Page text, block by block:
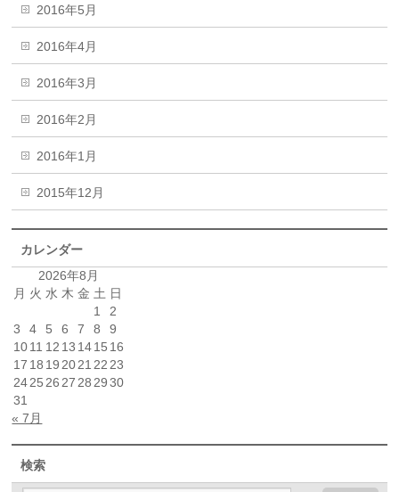
2016年5月
2016年4月
2016年3月
2016年2月
2016年1月
2015年12月
カレンダー
2026年8月
月 火 水 木 金 土 日
1
2
3
4 5 6 7 8
9
1011 12 13 1415 16
17 18 19 2021 22 23
2425 26 27 28 29 30
31
« 7月
検索